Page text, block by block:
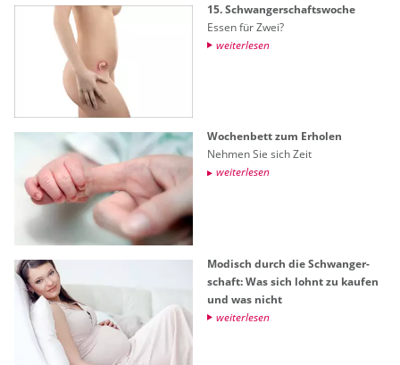
15. Schwan­ger­schafts­wo­che
Essen für Zwei?
wei­ter­le­sen
Wo­chen­bett zum Er­ho­len
Neh­men Sie sich Zeit
wei­ter­le­sen
Mo­disch durch die Schwan­ger­
schaft: Was sich lohnt zu kau­fen
und was nicht
wei­ter­le­sen